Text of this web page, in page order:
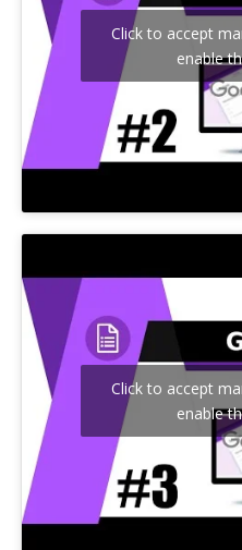
Click to accept
enable
Click to accept
enable